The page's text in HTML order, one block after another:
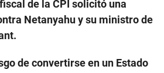
de la CPI solicitó una
Netanyahu y su ministro de
de convertirse en un Estado